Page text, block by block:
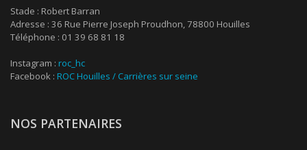
Stade : Robert Barran
Adresse : 36 Rue Pierre Joseph Proudhon, 78800 Houilles
Téléphone : 01 39 68 81 18
Instagram : roc_hc
Facebook : ROC Houilles / Carrières sur seine
NOS PARTENAIRES